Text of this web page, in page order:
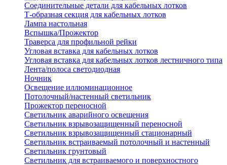
Соединительные детали для кабельных лотков
Т-образная секция для кабельных лотков
Лампа настольная
Вспышка/Прожектор
Траверса для профильной рейки
Угловая вставка для кабельных лотков
Угловая вставка для кабельных лотков лестничного типа
Лента/полоса светодиодная
Ночник
Освещение иллюминационное
Потолочный/настенный светильник
Прожектор переносной
Светильник аварийного освещения
Светильник взрывозащищенный переносной
Светильник взрывозащищенный стационарный
Светильник встраиваемый потолочный и настенный
Светильник грунтовый
Светильник для встраиваемого и поверхностного